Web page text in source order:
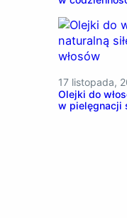
17 listopada,
Olejki do
w pielęgnacji